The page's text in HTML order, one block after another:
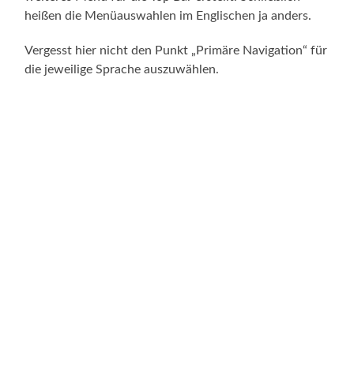
heißen die Menüauswahlen im Englischen ja anders.
Vergesst hier nicht den Punkt „Primäre Navigation“ für
die jeweilige Sprache auszuwählen.